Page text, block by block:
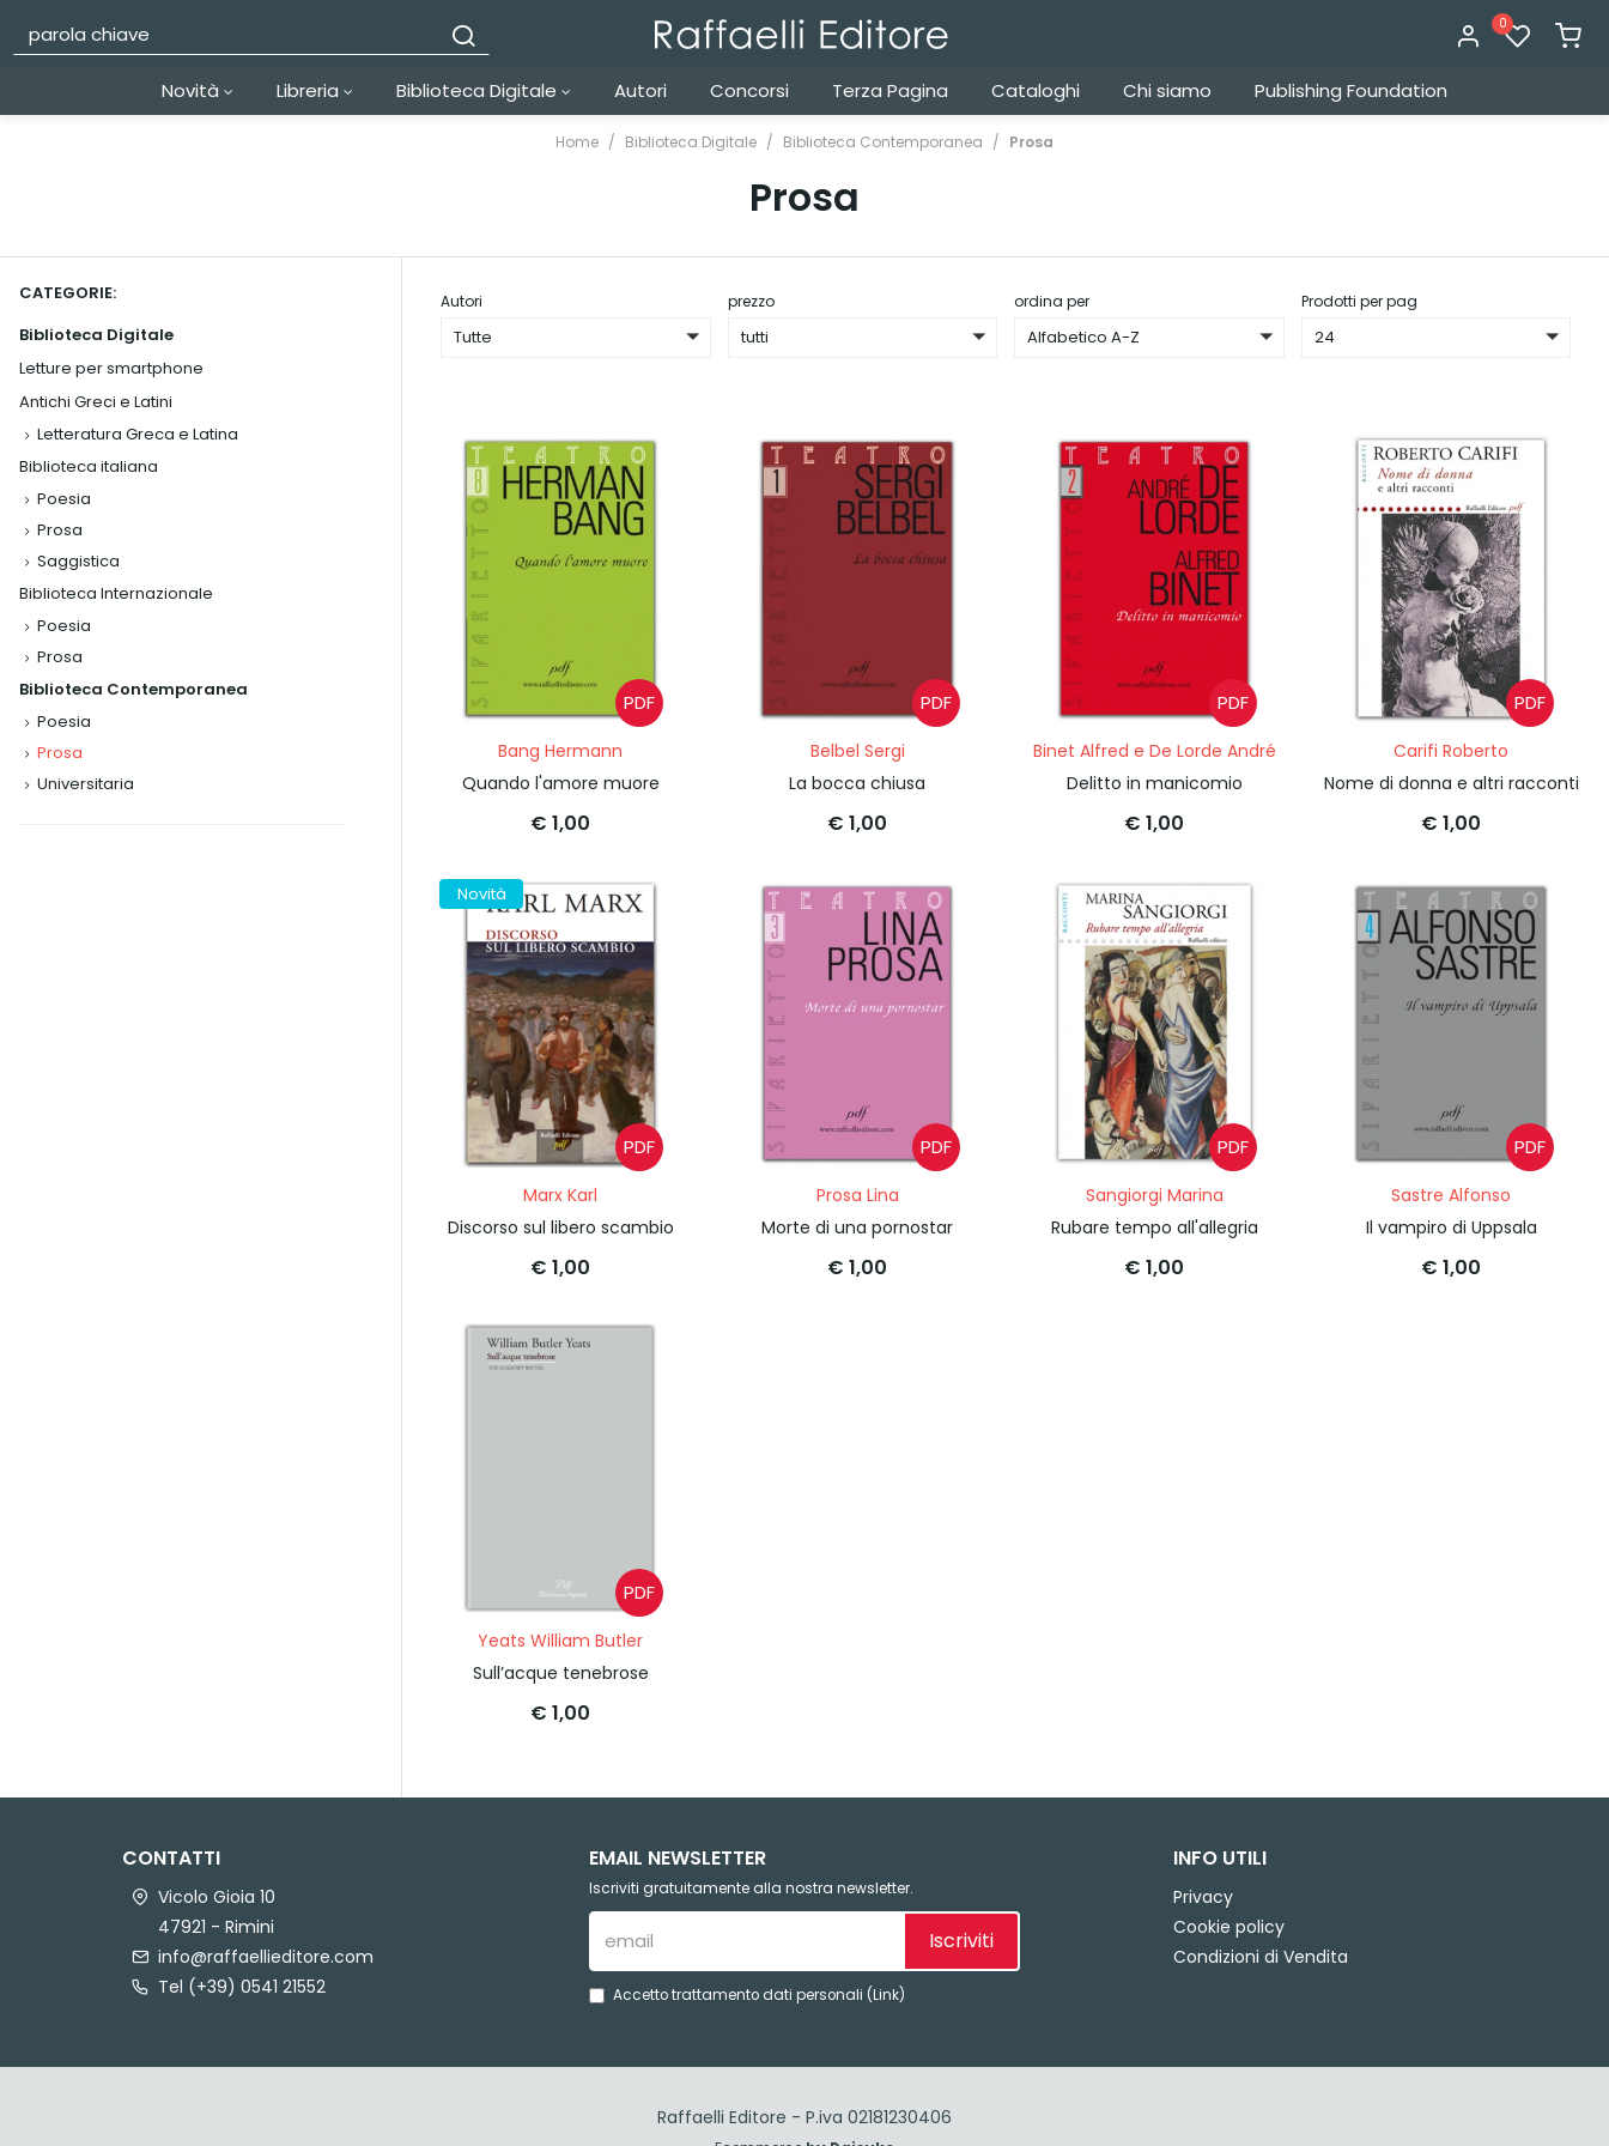
0
Novità Libreria Biblioteca Digitale Autori Concorsi Terza Pagina Cataloghi Chi siamo Publishing Foundation
Home Biblioteca Digitale Biblioteca Contemporanea Prosa
Prosa
CATEGORIE:
Biblioteca Digitale
Letture per smartphone
Antichi Greci e Latini
Letteratura Greca e Latina
Biblioteca italiana
Poesia
Prosa
Saggistica
Biblioteca Internazionale
Poesia
Prosa
Biblioteca Contemporanea
Poesia
Prosa
Universitaria
Autori
Tutte
prezzo
tutti
ordina per
Alfabetico A-Z
Prodotti per pag
24
PDF
Bang Hermann
Quando l'amore muore
€ 1,00
PDF
Belbel Sergi
La bocca chiusa
€ 1,00
PDF
Binet Alfred e De Lorde André
Delitto in manicomio
€ 1,00
PDF
Carifi Roberto
Nome di donna e altri racconti
€ 1,00
Novità
PDF
Marx Karl
Discorso sul libero scambio
€ 1,00
PDF
Prosa Lina
Morte di una pornostar
€ 1,00
PDF
Sangiorgi Marina
Rubare tempo all'allegria
€ 1,00
PDF
Sastre Alfonso
Il vampiro di Uppsala
€ 1,00
PDF
Yeats William Butler
Sull’acque tenebrose
€ 1,00
CONTATTI
Vicolo Gioia 10
47921 - Rimini
info@raffaellieditore.com
Tel (+39) 0541 21552
EMAIL NEWSLETTER
Iscriviti gratuitamente alla nostra newsletter.
Iscriviti
Accetto trattamento dati personali (Link)
INFO UTILI
Privacy
Cookie policy
Condizioni di Vendita
Raffaelli Editore - P.iva 02181230406